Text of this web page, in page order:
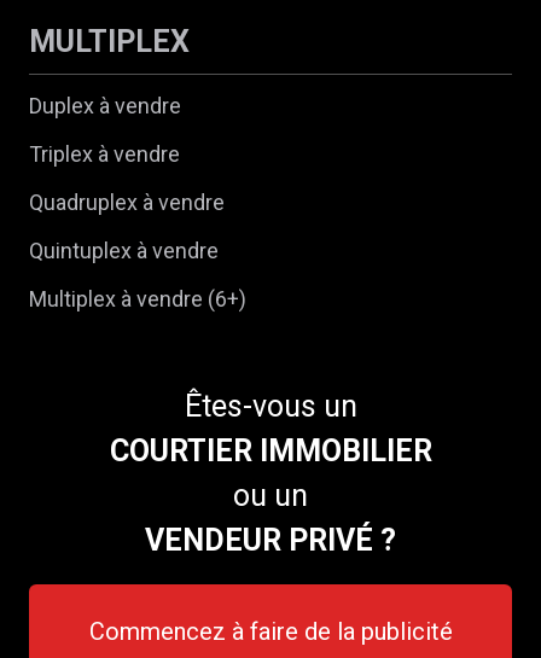
MULTIPLEX
Duplex à vendre
Triplex à vendre
Quadruplex à vendre
Quintuplex à vendre
Multiplex à vendre (6+)
Êtes-vous un
COURTIER IMMOBILIER
ou un
VENDEUR PRIVÉ ?
Commencez à faire de la publicité